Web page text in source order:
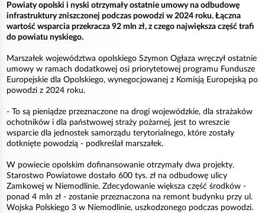
Powiaty opolski i nyski otrzymały ostatnie umowy na odbudowę
infrastruktury zniszczonej podczas powodzi w 2024 roku. Łączna
wartość wsparcia przekracza 92 mln zł, z czego największa część trafi
do powiatu nyskiego.
Marszałek województwa opolskiego Szymon Ogłaza wręczył ostatnie
umowy w ramach dodatkowej osi priorytetowej programu Fundusze
Europejskie dla Opolskiego, wynegocjowanej z Komisją Europejską po
powodzi z 2024 roku.
- To są pieniądze przeznaczone na drogi wojewódzkie, dla strażaków
ochotników i dla państwowej straży pożarnej, jest to wreszcie
wsparcie dla jednostek samorządu terytorialnego, które zostały
dotknięte powodzią - podkreślał marszałek.
W powiecie opolskim dofinansowanie otrzymały dwa projekty.
Starostwo Powiatowe dostało 600 tys. zł na odbudowę ulicy
Zamkowej w Niemodlinie. Zdecydowanie większa część środków -
ponad 4 mln zł - zostanie przeznaczona na remont budynku przy ul.
Wojska Polskiego 3 w Niemodlinie, uszkodzonego podczas powodzi.